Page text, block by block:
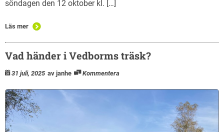
söndagen den 12 oktober kl. […]
Läs mer
Vad händer i Vedborms träsk?
31 juli, 2025 av janhe Kommentera